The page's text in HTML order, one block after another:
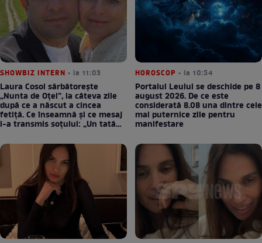
SHOWBIZ INTERN • la 11:03
Laura Cosoi sărbătorește
„Nunta de Oțel”, la câteva zile
după ce a născut a cincea
fetiță. Ce înseamnă și ce mesaj
i-a transmis soțului: „Un tată
HOROSCOP • la 10:54
Portalul Leului se deschide pe 8
august 2026. De ce este
considerată 8.08 una dintre cele
mai puternice zile pentru
manifestare